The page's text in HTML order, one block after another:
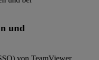
und
von TeamViewer